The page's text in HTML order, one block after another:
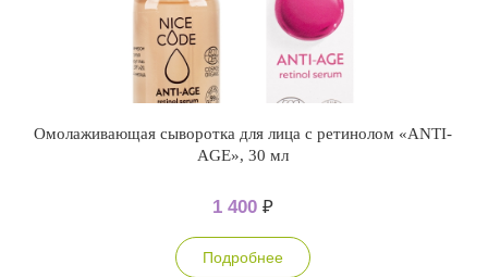
Омолаживающая сыворотка для лица с ретинолом «ANTI-
AGE», 30 мл
1 400 ₽
Подробнее